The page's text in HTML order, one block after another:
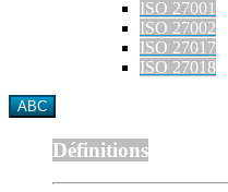
ISO 27001
ISO 27002
ISO 27017
ISO 27018
ABC
Définitions